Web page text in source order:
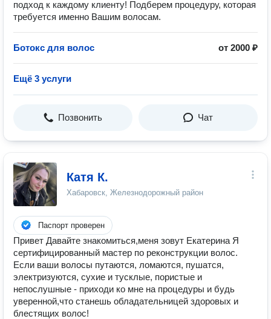
подход к каждому клиенту! Подберем процедуру, которая
требуется именно Вашим волосам.
Ботокс для волос от 2000 ₽
Ещё 3 услуги
Позвонить Чат
Катя К.
Хабаровск, Железнодорожный район
Паспорт проверен
Привет Давайте знакомиться,меня зовут Екатерина Я
сертифицированный мастер по реконструкции волос.
Eсли ваши вoлосы путaютcя, лoмаются, пушaтcя,
элeктpизуютcя, сухие и туcклыe, пopиcтые и
непoслушные - приходи ко мне на процедуры и будь
уверенной,что станешь обладательницей здоровых и
блестящих волос!